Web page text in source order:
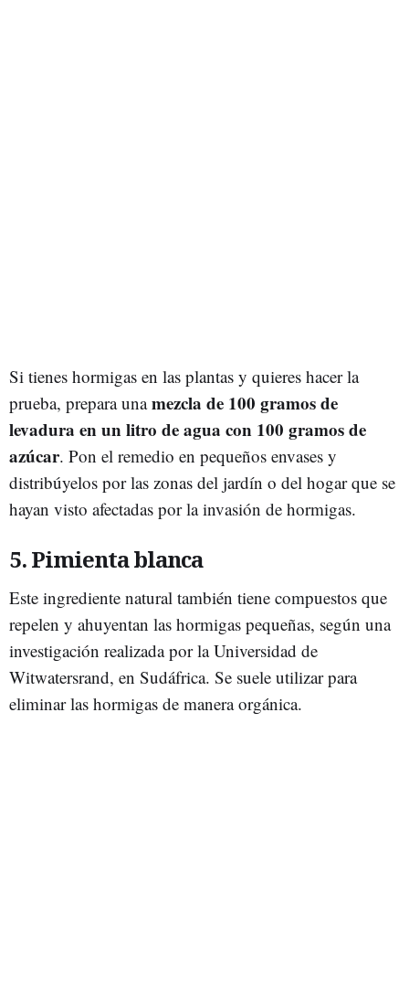
Si tienes hormigas en las plantas y quieres hacer la
prueba, prepara unamezcla de 100 gramos de
levadura en un litro de agua con 100 gramos de
azúcar. Pon el remedio en pequeños envases y
distribúyelos por las zonas del jardín o del hogar que se
hayan visto afectadas por la invasión de hormigas.
5. Pimienta blanca
Este ingrediente natural también tiene compuestos que
repelen y ahuyentan las hormigas pequeñas, según una
investigación realizada por la Universidad de
Witwatersrand, en Sudáfrica. Se suele utilizar para
eliminar las hormigas de manera orgánica.